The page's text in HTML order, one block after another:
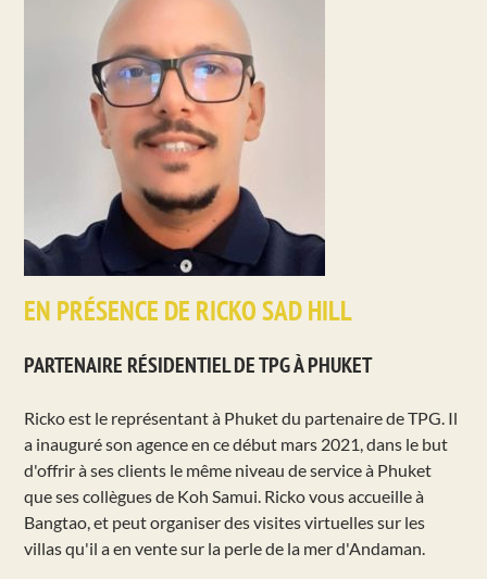
EN PRÉSENCE DE RICKO SAD HILL
PARTENAIRE RÉSIDENTIEL DE TPG À PHUKET
Ricko est le représentant à Phuket du partenaire de TPG. Il
a inauguré son agence en ce début mars 2021, dans le but
d'offrir à ses clients le même niveau de service à Phuket
que ses collègues de Koh Samui. Ricko vous accueille à
Bangtao, et peut organiser des visites virtuelles sur les
villas qu'il a en vente sur la perle de la mer d'Andaman.